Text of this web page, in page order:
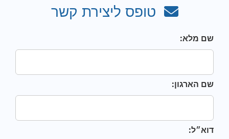
טופס ליצירת קשר
שם מלא:
שם הארגון:
דוא״ל: